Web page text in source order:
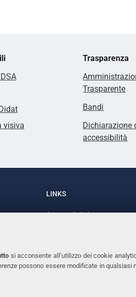
si acconsente all’utilizzo dei cookie
possono essere modificate in qualsiasi
visiva
Trasparenza
Trasparente
Bandi
Dichiarazione
accessibilità
LINKS
Accessibilità
Cookies